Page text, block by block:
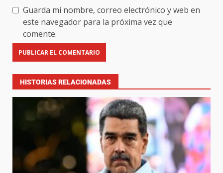
Guarda mi nombre, correo electrónico y web en
este navegador para la próxima vez que
comente.
HISTORIAS RELACIONADAS